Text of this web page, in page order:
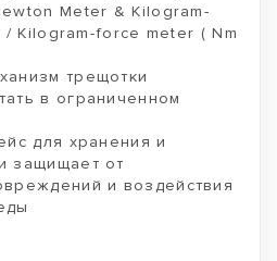
Meter & Kilogram-
Kilogram-force meter ( Nm
трещотки
в ограниченном
для хранения и
защищает от
и воздействия